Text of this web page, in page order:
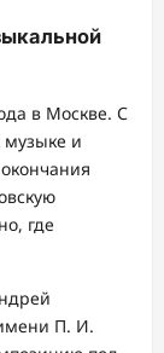
в Москве. С
музыке и
где
П. И.